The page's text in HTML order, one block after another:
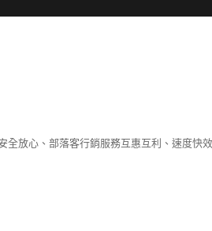
全放心、部落客行銷服務互惠互利、速度